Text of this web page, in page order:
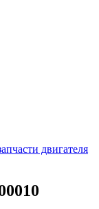
двигателя